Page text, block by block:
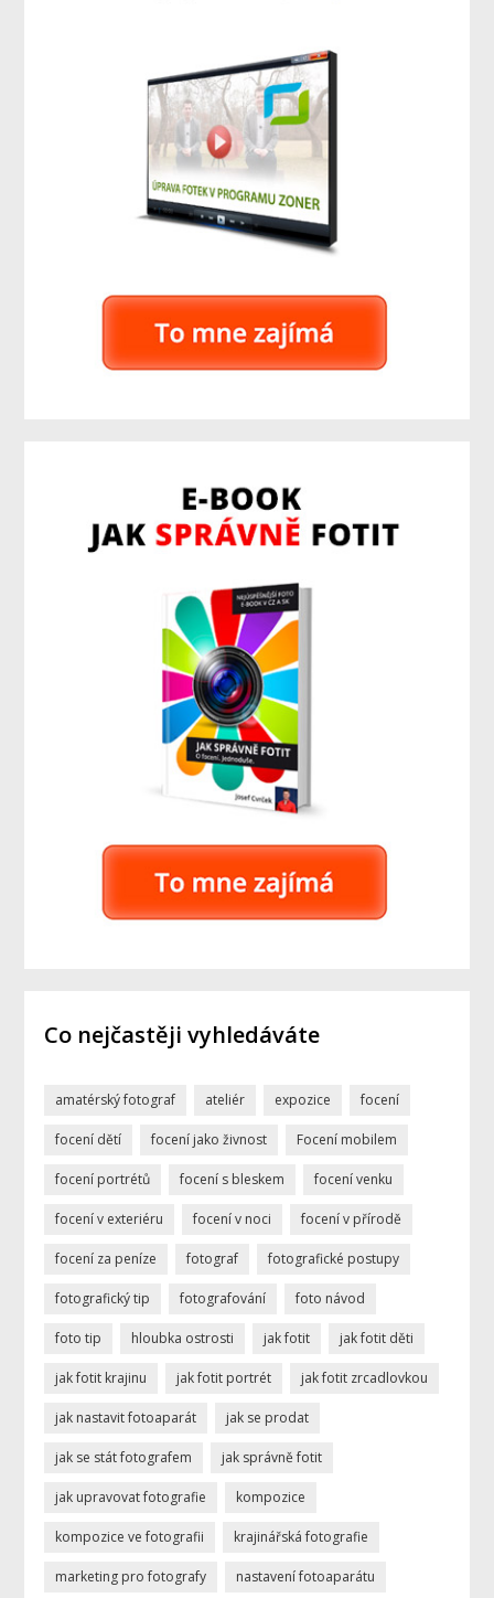
Co nejčastěji vyhledáváte
amatérský fotograf ateliér expozice focení
focení dětí focení jako živnost Focení mobilem
focení portrétů focení s bleskem focení venku
focení v exteriéru focení v noci focení v přírodě
focení za peníze fotograf fotografické postupy
fotografický tip fotografování foto návod
foto tip hloubka ostrosti jak fotit jak fotit děti
jak fotit krajinu jak fotit portrét jak fotit zrcadlovkou
jak nastavit fotoaparát jak se prodat
jak se stát fotografem jak správně fotit
jak upravovat fotografie kompozice
kompozice ve fotografii krajinářská fotografie
marketing pro fotografy nastavení fotoaparátu